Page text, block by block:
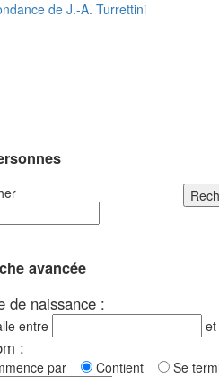
deJ.-A. Turrettini
avancée
de naissance :
entre et
:
par Contient Se